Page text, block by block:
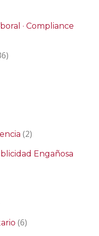
· Compliance
(2)
Engañosa
(6)